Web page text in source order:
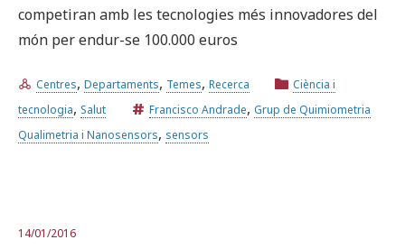
competiran amb les tecnologies més innovadores del
món per endur-se 100.000 euros
Centres, Departaments, Temes, Recerca
Ciència i
tecnologia, Salut Francisco Andrade, Grup de Quimiometria
Qualimetria i Nanosensors, sensors
14/01/2016